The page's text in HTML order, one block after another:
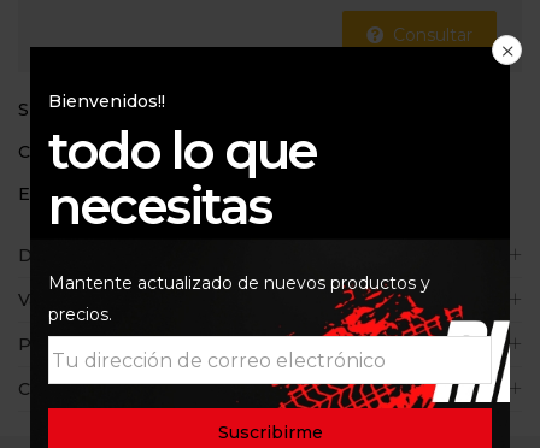
Consultar
SKU:8059347496184
Categoría: Goggles
Etiquetas: Alpinestar,Goggles
Descripción
Valoraciones (0)
Políticas de la tienda
Consultas
Bienvenidos!!
todo lo que
necesitas
Mantente actualizado de nuevos productos y
precios.